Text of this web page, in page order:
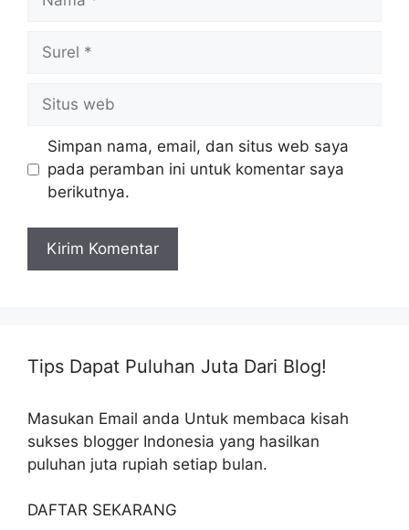
Surel
Situs
web
Simpan nama, email, dan situs web saya
pada peramban ini untuk komentar saya
berikutnya.
Tips Dapat Puluhan Juta Dari Blog!
Masukan Email anda Untuk membaca kisah
sukses blogger Indonesia yang hasilkan
puluhan juta rupiah setiap bulan.
DAFTAR SEKARANG